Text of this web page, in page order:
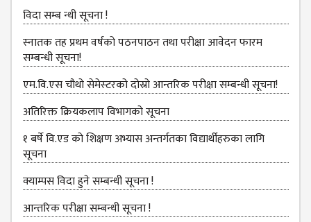
ECA
DEPARTMENT
NEPALI
DEPARTMENT
ENGLISH
DEPARTMENT
HUMANITIES &
SOCIAL
SCIENCE
DEPARTMENT
EDUCATION
विदा सम्ब न्धी सूचना !
स्‍नातक तह प्रथम वर्षको पठनपाठन तथा परीक्षा आवेदन फारम
सम्बन्धी सूचना!
एम.वि.एस चौथो सेमेस्‍टरको दोस्रो आन्तरिक परीक्षा सम्बन्धी सूचना!
अतिरिक्त क्रियकलाप विभागको सूचना
१ बर्षे वि.एड को शिक्षण अभ्यास अन्तर्गतका विद्यार्थीहरुका लागि
सूचना
क्याम्पस विदा हुने सम्बन्धी सूचना !
आन्‍तरिक परीक्षा सम्बन्धी सूचना !